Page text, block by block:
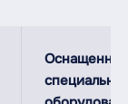
специально